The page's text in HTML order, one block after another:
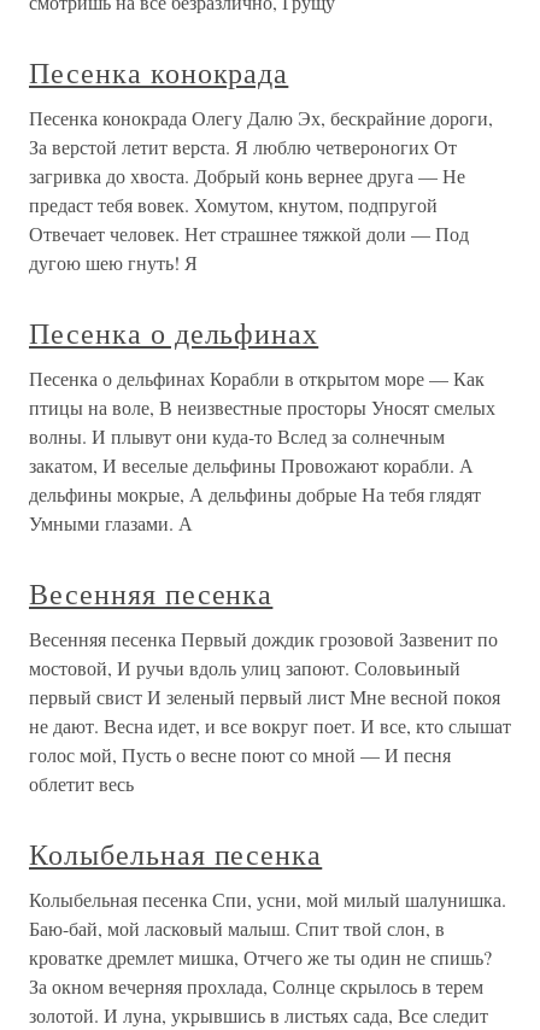
Песенка конокрада
Песенка конокрада Олегу Далю Эх, бескрайние дороги,
За верстой летит верста. Я люблю четвероногих От
загривка до хвоста. Добрый конь вернее друга — Не
предаст тебя вовек. Хомутом, кнутом, подпругой
Отвечает человек. Нет страшнее тяжкой доли — Под
дугою шею гнуть! Я
Песенка о дельфинах
Песенка о дельфинах Корабли в открытом море — Как
птицы на воле, В неизвестные просторы Уносят смелых
волны. И плывут они куда-то Вслед за солнечным
закатом, И веселые дельфины Провожают корабли. А
дельфины мокрые, А дельфины добрые На тебя глядят
Умными глазами. А
Весенняя песенка
Весенняя песенка Первый дождик грозовой Зазвенит по
мостовой, И ручьи вдоль улиц запоют. Соловьиный
первый свист И зеленый первый лист Мне весной покоя
не дают. Весна идет, и все вокруг поет. И все, кто слышат
голос мой, Пусть о весне поют со мной — И песня
облетит весь
Колыбельная песенка
Колыбельная песенка Спи, усни, мой милый шалунишка.
Баю-бай, мой ласковый малыш. Спит твой слон, в
кроватке дремлет мишка, Отчего же ты один не спишь?
За окном вечерняя прохлада, Солнце скрылось в терем
золотой. И луна, укрывшись в листьях сада, Все следит